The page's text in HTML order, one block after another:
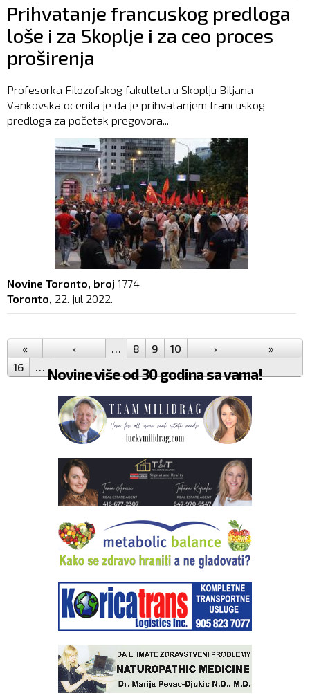
Prihvatanje francuskog predloga
loše i za Skoplje i za ceo proces
proširenja
Profesorka Filozofskog fakulteta u Skoplju Biljana
Vankovska ocenila je da je prihvatanjem francuskog
predloga za početak pregovora...
Novine Toronto, broj 1774
Toronto, 22. jul 2022.
Pages
« ‹ 8 9 10 12 14
16
› »
Novine više od 30 godina sa vama!